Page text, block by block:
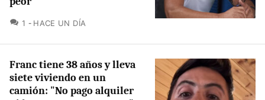
1 COMENTARIOS
HACE UN DÍA
Franc tiene 38 años y lleva
siete viviendo en un
camión: "No pago alquiler